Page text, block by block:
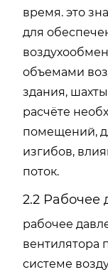
время. это
для
объемами
здания,
расчёте
помещений,
изгибов,
поток.
2.2 Рабочее
рабочее
вентилятора
системе